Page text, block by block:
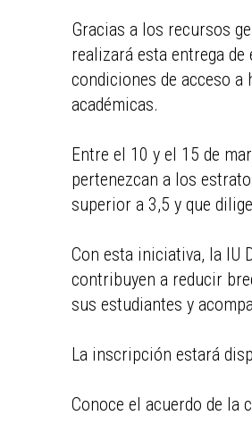
Gracias a los recursos
realizará esta entrega
condiciones de acceso
académicas.
Entre el 10 y el 15 de
pertenezcan a los
superior a 3,5 y que
Con esta iniciativa, la IU
contribuyen a reducir
sus estudiantes y
La inscripción estará
Conoce el acuerdo de la